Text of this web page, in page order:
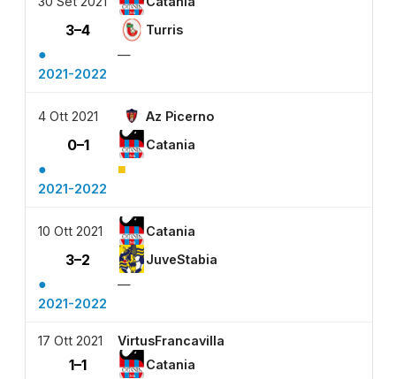
3–4 Turris
●
—
2021-2022
4 Ott 2021 Az Picerno
0–1 Catania
● ■
2021-2022
10 Ott 2021 Catania
3–2 JuveStabia
●
—
2021-2022
17 Ott 2021 VirtusFrancavilla
1–1 Catania